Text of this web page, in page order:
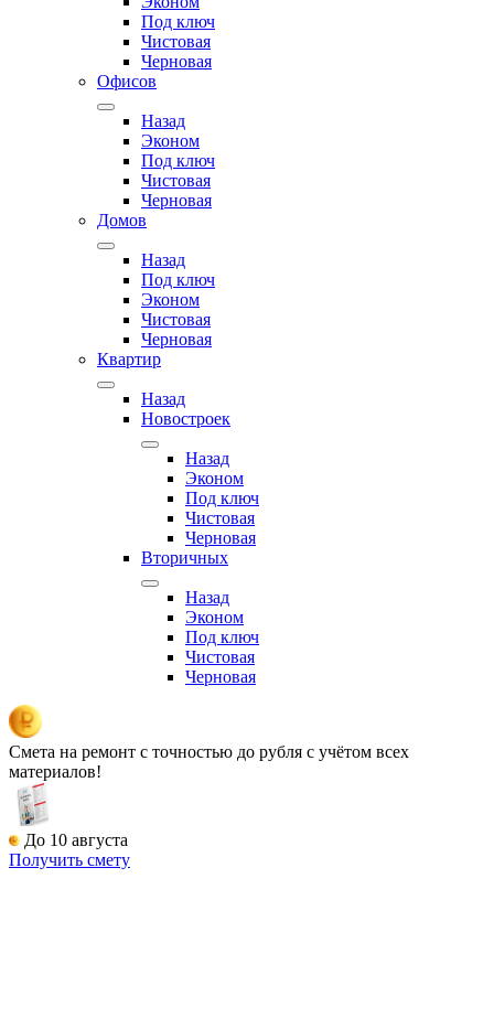
Под ключ
Чистовая
Черновая
Офисов
Назад
Эконом
Под ключ
Чистовая
Черновая
Домов
Назад
Под ключ
Эконом
Чистовая
Черновая
Квартир
Назад
Новостроек
Назад
Эконом
Под ключ
Чистовая
Черновая
Вторичных
Назад
Эконом
Под ключ
Чистовая
Черновая
Смета на ремонт с точностью до рубля с учётом всех
материалов!
До 10 августа
Получить смету